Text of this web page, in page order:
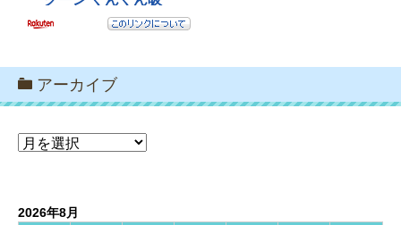
アーカイブ
ア
ブ
2026年8月